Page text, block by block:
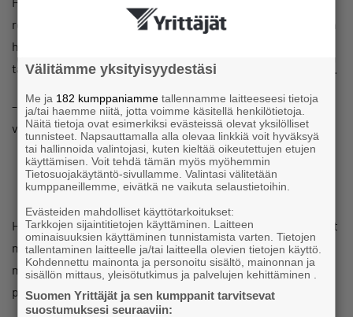
rohkeampia toimimaan kameran edessä. Rooleihin haetaan
hetken mielijohteesta, kun vielä 1990-luvulla roolia
tavoitteleva nuori oli usein jo harrastanut pitkään teatteria.
– Nykyään kaikki, lapsenlapsestani lähtien, tekevät omia
videoita hienoilla tehosteilla.
Huuhka toivoisi, että rooleihin pyrkivät lukisivat ilmoitukset
mahdollisimman hyvin: mitä haetaan ja minkälaisessa
muodossa materiaali pitää lähettää. Lisäksi hakemukset
pitäisi lähettää ajoissa.
Välitämme yksityisyydestäsi
Me ja 182 kumppaniamme tallennamme laitteeseesi tietoja
ja/tai haemme niitä, jotta voimme käsitellä henkilötietoja.
Näitä tietoja ovat esimerkiksi evästeissä olevat yksilölliset
tunnisteet. Napsauttamalla alla olevaa linkkiä voit hyväksyä
tai hallinnoida valintojasi, kuten kieltää oikeutettujen etujen
käyttämisen. Voit tehdä tämän myös myöhemmin
Tietosuojakäytäntö-sivullamme. Valintasi välitetään
kumppaneillemme, eivätkä ne vaikuta selaustietoihin.
Evästeiden mahdolliset käyttötarkoitukset:
Tarkkojen sijaintitietojen käyttäminen. Laitteen
ominaisuuksien käyttäminen tunnistamista varten. Tietojen
tallentaminen laitteelle ja/tai laitteella olevien tietojen käyttö.
Kohdennettu mainonta ja personoitu sisältö, mainonnan ja
sisällön mittaus, yleisötutkimus ja palvelujen kehittäminen .
Suomen Yrittäjät ja sen kumppanit tarvitsevat
suostumuksesi seuraaviin: